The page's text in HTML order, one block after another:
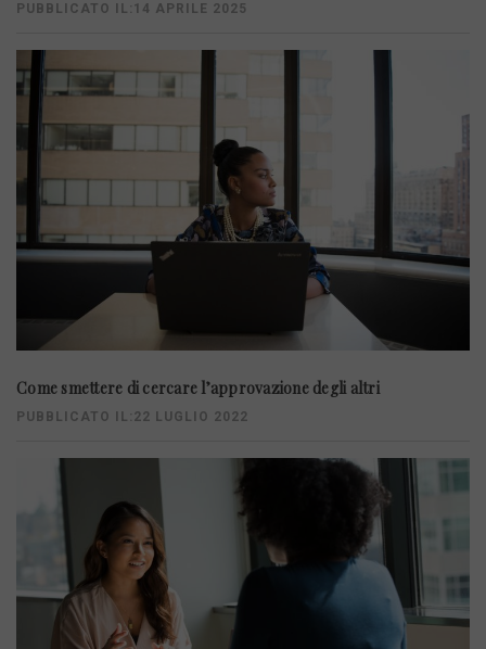
PUBBLICATO IL:14 APRILE 2025
Come smettere di cercare l’approvazione degli altri
PUBBLICATO IL:22 LUGLIO 2022